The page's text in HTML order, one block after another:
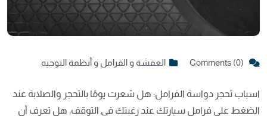
العفشة و الفرامل و أنظمة التوجيه
اسباب تحجر دواسة الفرامل: هل شعرت يومًا بالتحجر والصلابة عند
الضغط على فرامل سيارتك عند رغبتك في التوقف، هل تعرف أن